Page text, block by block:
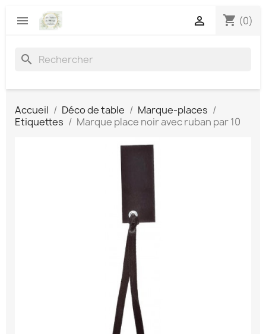
 shopping_cart (0)

search
Accueil Déco de table
Marque-places
Etiquettes
Marque place noir avec ruban par 10